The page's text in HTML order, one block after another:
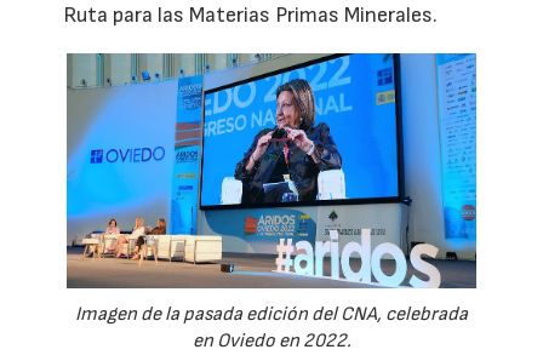
Ruta para las Materias Primas Minerales.
Imagen de la pasada edición del CNA, celebrada
en Oviedo en 2022.